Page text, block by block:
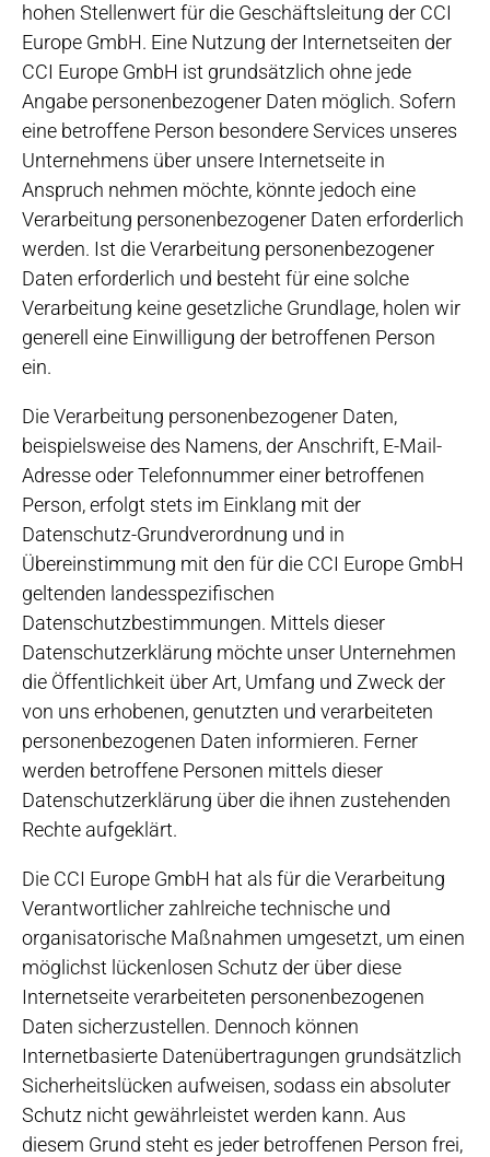
hohen Stellenwert für die Geschäftsleitung der CCI
Europe GmbH. Eine Nutzung der Internetseiten der
CCI Europe GmbH ist grundsätzlich ohne jede
Angabe personenbezogener Daten möglich. Sofern
eine betroffene Person besondere Services unseres
Unternehmens über unsere Internetseite in
Anspruch nehmen möchte, könnte jedoch eine
Verarbeitung personenbezogener Daten erforderlich
werden. Ist die Verarbeitung personenbezogener
Daten erforderlich und besteht für eine solche
Verarbeitung keine gesetzliche Grundlage, holen wir
generell eine Einwilligung der betroffenen Person
ein.
Die Verarbeitung personenbezogener Daten,
beispielsweise des Namens, der Anschrift, E-Mail-
Adresse oder Telefonnummer einer betroffenen
Person, erfolgt stets im Einklang mit der
Datenschutz-Grundverordnung und in
Übereinstimmung mit den für die CCI Europe GmbH
geltenden landesspezifischen
Datenschutzbestimmungen. Mittels dieser
Datenschutzerklärung möchte unser Unternehmen
die Öffentlichkeit über Art, Umfang und Zweck der
von uns erhobenen, genutzten und verarbeiteten
personenbezogenen Daten informieren. Ferner
werden betroffene Personen mittels dieser
Datenschutzerklärung über die ihnen zustehenden
Rechte aufgeklärt.
Die CCI Europe GmbH hat als für die Verarbeitung
Verantwortlicher zahlreiche technische und
organisatorische Maßnahmen umgesetzt, um einen
möglichst lückenlosen Schutz der über diese
Internetseite verarbeiteten personenbezogenen
Daten sicherzustellen. Dennoch können
Internetbasierte Datenübertragungen grundsätzlich
Sicherheitslücken aufweisen, sodass ein absoluter
Schutz nicht gewährleistet werden kann. Aus
diesem Grund steht es jeder betroffenen Person frei,